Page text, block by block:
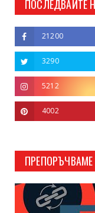
ПОСЛЕДВАЙТЕ
21200
3290
5212
4002
ПРЕПОРЪЧВАМЕ